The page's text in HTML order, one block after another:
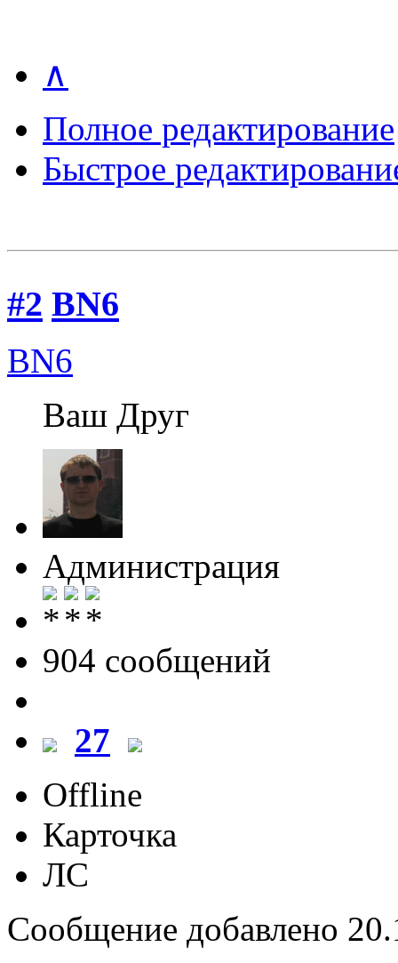
∧
Полное редактирование
Быстрое
#2 BN6
BN6
Ваш Друг
Администрация
904 cообщений
27
Offline
Карточка
ЛС
Сообщение добавлено